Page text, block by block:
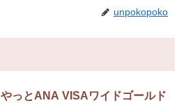
unpokopoko
やっとANA VISAワイドゴールド